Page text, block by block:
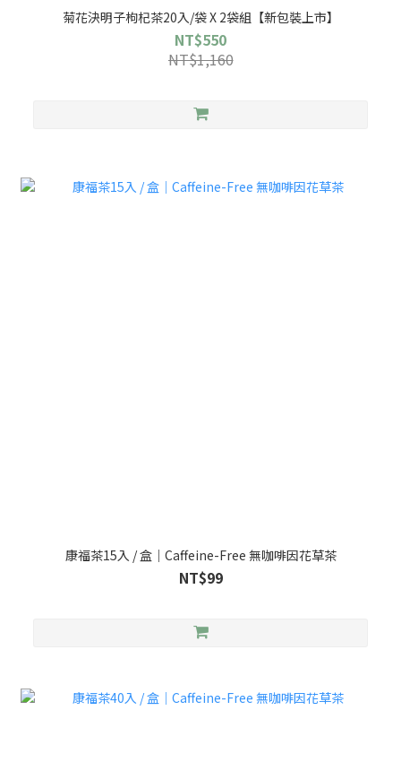
菊花決明子枸杞茶20入/袋 X 2袋組【新包裝上市】
NT$550
NT$1,160
康福茶15入 / 盒｜Caffeine-Free 無咖啡因花草茶
NT$99